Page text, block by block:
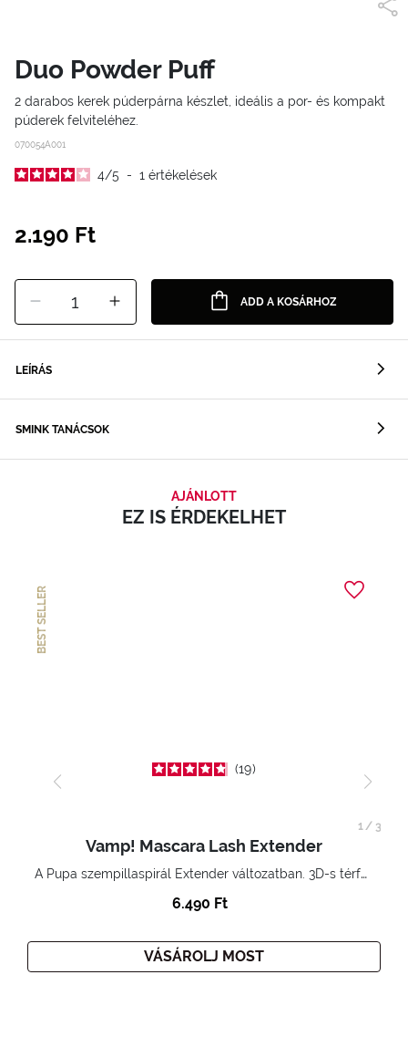
Duo Powder Puff
2 darabos kerek púderpárna készlet, ideális a por- és kompakt
púderek felviteléhez.
070054A001
4/5 - 1 értékelések
2.190 Ft
1 ADD A KOSÁRHOZ
LEÍRÁS
SMINK TANÁCSOK
AJÁNLOTT
EZ IS ÉRDEKELHET
BEST SELLER
19
Vamp! Mascara Lash Extender
A Pupa szempillaspirál Extender változatban. 3D-s térfogatnövelő hatás. Hihetetlenül hosszú és göndör szempillák
6.490 Ft
VÁSÁROLJ MOST
1/ 3